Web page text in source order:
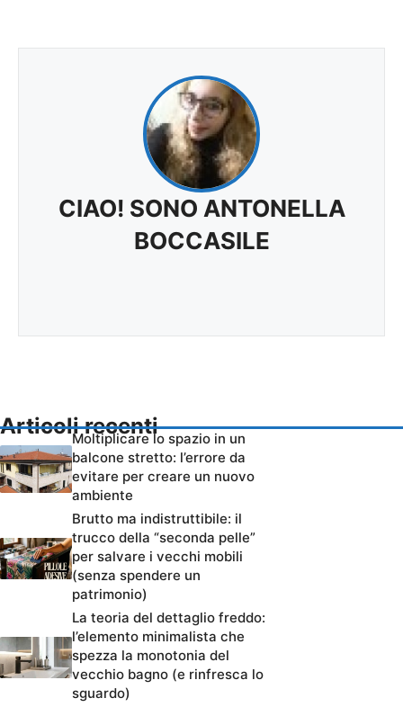
CIAO! SONO ANTONELLA
BOCCASILE
Articoli recenti
Moltiplicare lo spazio in un
balcone stretto: l’errore da
evitare per creare un nuovo
ambiente
Brutto ma indistruttibile: il
trucco della “seconda pelle”
per salvare i vecchi mobili
(senza spendere un
patrimonio)
La teoria del dettaglio freddo:
l’elemento minimalista che
spezza la monotonia del
vecchio bagno (e rinfresca lo
sguardo)